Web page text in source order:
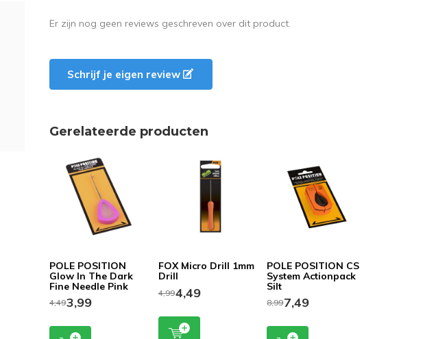
Er zijn nog geen reviews geschreven over dit product.
Schrijf je eigen review
Gerelateerde producten
POLE POSITION
Glow In The Dark
Fine Needle Pink
4,493,99
FOX Micro Drill 1mm
Drill
4,994,49
POLE POSITION CS
System Actionpack
Silt
8,997,49